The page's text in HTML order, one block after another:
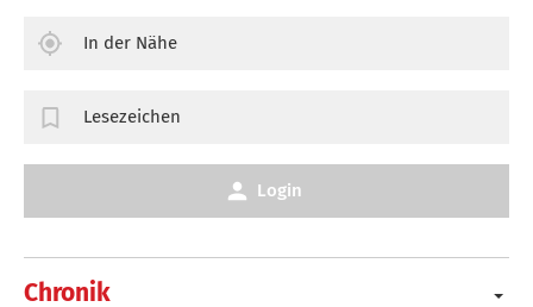
Chronik
In der Nähe
Lesezeichen
Login